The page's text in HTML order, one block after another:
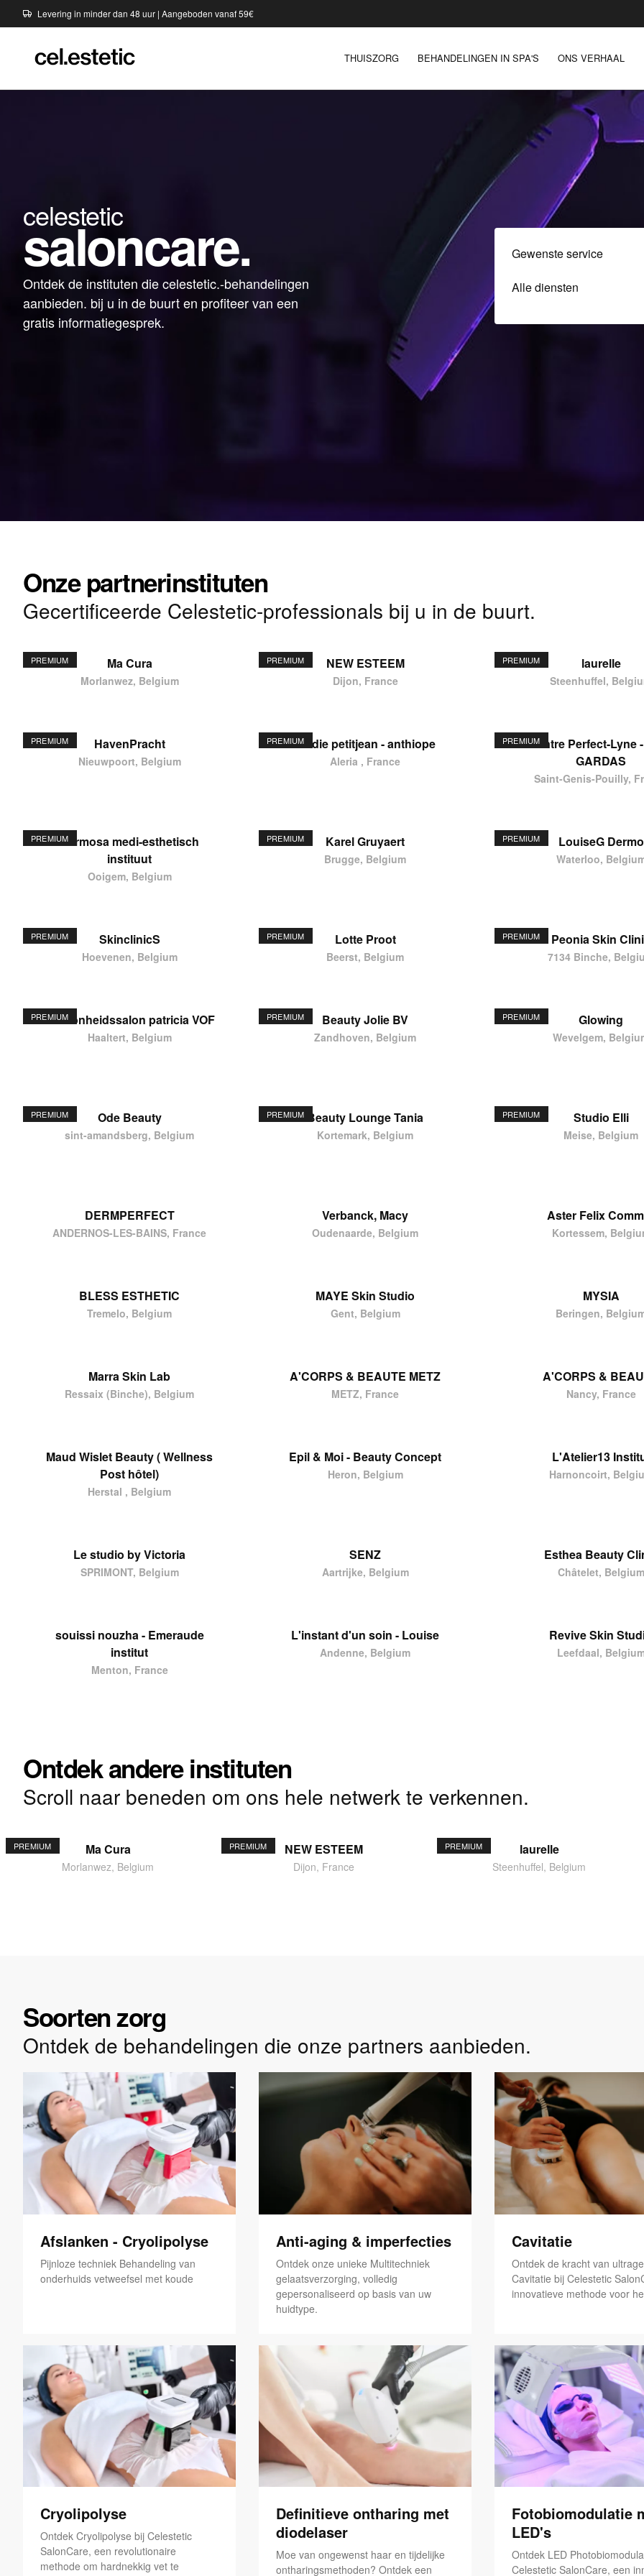
Levering in minder dan 48 uur | Aangeboden vanaf 59€
THUISZORG BEHANDELINGEN IN SPA'S ONS VERHAAL
celestetic
saloncare.
Ontdek de instituten die celestetic.-behandelingen
aanbieden. bij u in de buurt en profiteer van een
gratis informatiegesprek.
Gewenste service
Onze partnerinstituten
Gecertificeerde Celestetic-professionals bij u in de buurt.
PREMIUM Ma Cura
Morlanwez, Belgium
PREMIUM NEW ESTEEM
Dijon, France
PREMIUM laurelle
Steenhuffel,
PREMIUM HavenPracht
Nieuwpoort, Belgium
PREMIUMelodie petitjean - anthiope
Aleria , France
PREMIUMCentre Perfect-Lyne
GARDAS
Saint-Genis-Pouilly,
PREMIUMHermosa medi-esthetisch
instituut
Ooigem, Belgium
PREMIUM Karel Gruyaert
Brugge, Belgium
PREMIUM LouiseG Dermo
Waterloo,
PREMIUM SkinclinicS
Hoevenen, Belgium
PREMIUM Lotte Proot
Beerst, Belgium
PREMIUM Peonia Skin
7134 Binche,
PREMIUM
schoonheidssalon patricia VOF
Haaltert, Belgium
PREMIUM Beauty Jolie BV
Zandhoven, Belgium
PREMIUM Glowing
Wevelgem,
PREMIUM Ode Beauty
sint-amandsberg, Belgium
PREMIUM Beauty Lounge Tania
Kortemark, Belgium
PREMIUM Studio Elli
Meise, Belgium
DERMPERFECT
ANDERNOS-LES-BAINS, France
Verbanck, Macy
Oudenaarde, Belgium
Aster Felix
Kortessem,
BLESS ESTHETIC
Tremelo, Belgium
MAYE Skin Studio
Gent, Belgium
MYSIA
Beringen,
Marra Skin Lab
Ressaix (Binche), Belgium
A'CORPS & BEAUTE METZ
METZ, France
A'CORPS &
Nancy, France
Maud Wislet Beauty ( Wellness
Post hôtel)
Herstal , Belgium
Epil & Moi - Beauty Concept
Heron, Belgium
L'Atelier13
Harnoncoirt,
Le studio by Victoria
SPRIMONT, Belgium
SENZ
Aartrijke, Belgium
Esthea Beauty
Châtelet, Belgium
souissi nouzha - Emeraude
institut
Menton, France
L'instant d'un soin - Louise
Andenne, Belgium
Revive Skin
Leefdaal,
Ontdek andere instituten
Scroll naar beneden om ons hele netwerk te verkennen.
PREMIUM Ma Cura
Morlanwez, Belgium
PREMIUM NEW ESTEEM
Dijon, France
PREMIUM laurelle
Steenhuffel, Belgium
Soorten zorg
Ontdek de behandelingen die onze partners aanbieden.
Afslanken - Cryolipolyse
Pijnloze techniek Behandeling van
onderhuids vetweefsel met koude
Anti-aging & imperfecties
Ontdek onze unieke Multitechniek
gelaatsverzorging, volledig
gepersonaliseerd op basis van uw
huidtype.
Cavitatie
Ontdek de kracht van
Cavitatie bij Celestetic
innovatieve methode voor
Cryolipolyse
Ontdek Cryolipolyse bij Celestetic
SalonCare, een revolutionaire
methode om hardnekkig vet te
Definitieve ontharing met
diodelaser
Moe van ongewenst haar en tijdelijke
ontharingsmethoden? Ontdek een
Fotobiomodulatie
LED's
Ontdek LED
Celestetic SalonCare, een